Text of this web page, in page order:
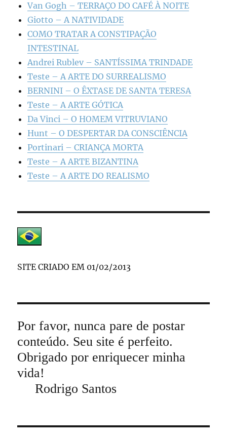
Van Gogh – TERRAÇO DO CAFÉ À NOITE
Giotto – A NATIVIDADE
COMO TRATAR A CONSTIPAÇÃO
INTESTINAL
Andrei Rublev – SANTÍSSIMA TRINDADE
Teste – A ARTE DO SURREALISMO
BERNINI – O ÊXTASE DE SANTA TERESA
Teste – A ARTE GÓTICA
Da Vinci – O HOMEM VITRUVIANO
Hunt – O DESPERTAR DA CONSCIÊNCIA
Portinari – CRIANÇA MORTA
Teste – A ARTE BIZANTINA
Teste – A ARTE DO REALISMO
SITE CRIADO EM 01/02/2013
Por favor, nunca pare de postar
conteúdo. Seu site é perfeito.
Obrigado por enriquecer minha
vida!
Rodrigo Santos